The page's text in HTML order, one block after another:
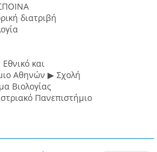
διατριβή
Εθνικό και
Αθηνών ▶ Σχολή
Βιολογίας
Πανεπιστήμιο